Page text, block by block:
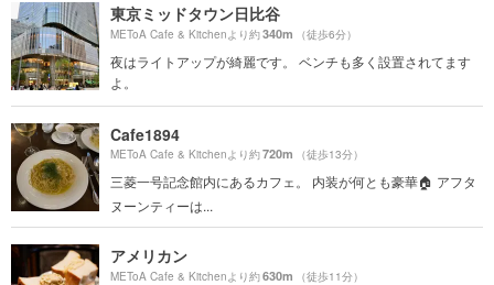
東京ミッドタウン日比谷
METoA Cafe & Kitchenより約340m （徒歩6分）
夜はライトアップが綺麗です。 ベンチも多く設置されてます
よ。
Cafe1894
METoA Cafe & Kitchenより約720m （徒歩13分）
三菱一号記念館内にあるカフェ。 内装が何とも豪華🏠 アフタ
ヌーンティーは...
アメリカン
METoA Cafe & Kitchenより約630m （徒歩11分）